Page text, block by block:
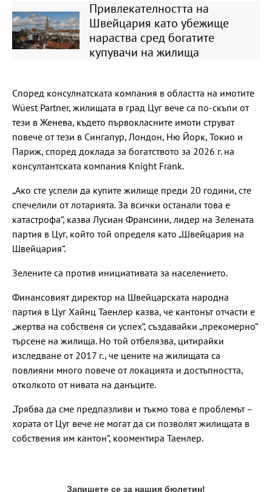
Привлекателността на
Швейцария като убежище
нараства сред богатите
купувачи на жилища
Според консулнатската компания в областта на имотите
Wüest Partner, жилищата в град Цуг вече са по-скъпи от
тези в Женева, където първокласните имоти струват
повече от тези в Сингапур, Лондон, Ню Йорк, Токио и
Париж, според доклада за богатството за 2026 г. на
консултантската компания Knight Frank.
„Ако сте успели да купите жилище преди 20 години, сте
спечелили от лотарията. За всички останали това е
катастрофа“, казва Лусиан Франсини, лидер на Зелената
партия в Цуг, който той определя като „Швейцария на
Швейцария“.
Зелените са против инициативата за населението.
Финансовият директор на Швейцарската народна
партия в Цуг Хайнц Таенлер казва, че кантонът отчасти е
„жертва на собственя си успех“, създавайки „прекомерно“
търсене на жилища. Но той отбелязва, цитирайки
изследване от 2017 г., че цените на жилищата са
повлияни много повече от локацията и достъпността,
отколкото от нивата на данъците.
„Трябва да сме предпазливи и тъкмо това е проблемът –
хората от Цуг вече не могат да си позволят жилищата в
собствения им кантон“, кооментира Таенлер.